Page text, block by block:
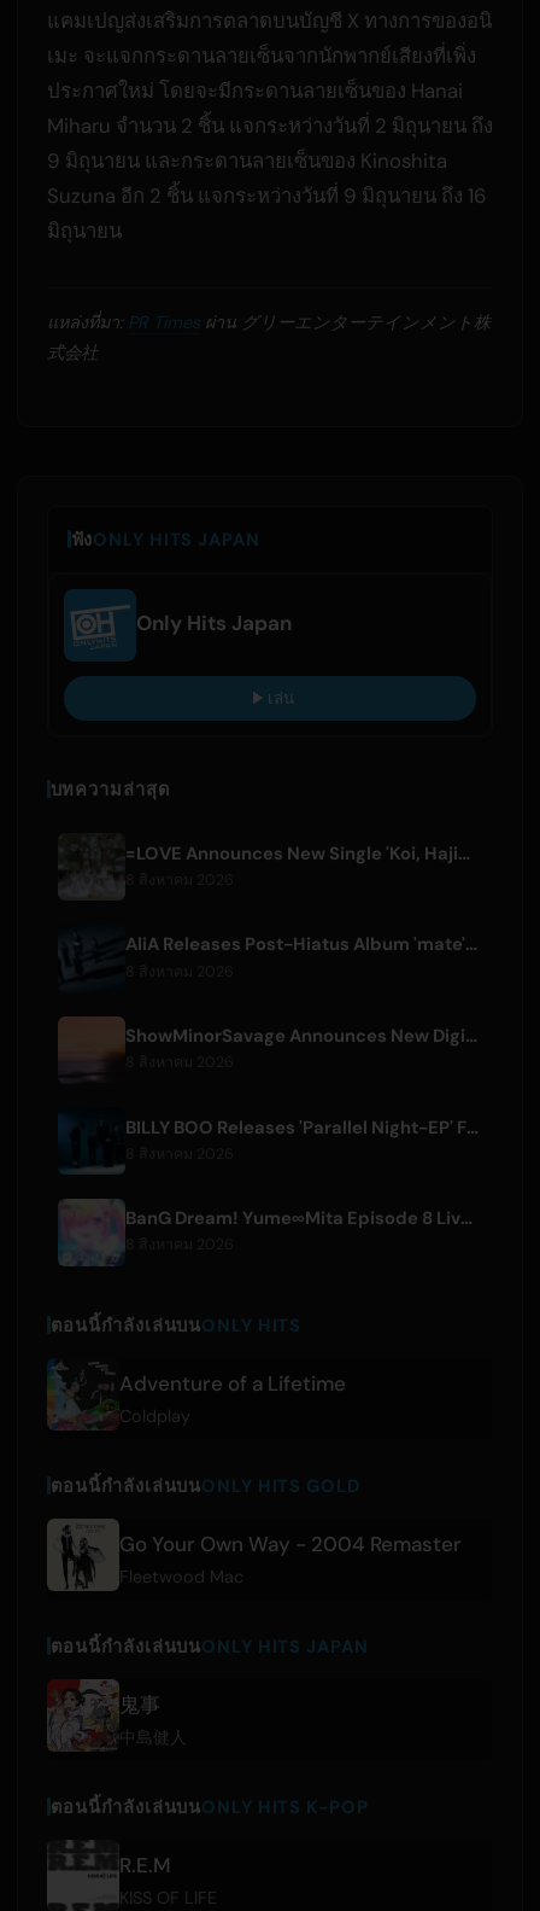
แคมเปญส่งเสริมการตลาดบนบัญชี X ทางการของอนิ
เมะ จะแจกกระดานลายเซ็นจากนักพากย์เสียงที่เพิ่ง
ประกาศใหม่ โดยจะมีกระดานลายเซ็นของ Hanai
Miharu จำนวน 2 ชิ้น แจกระหว่างวันที่ 2 มิถุนายน ถึง
9 มิถุนายน และกระดานลายเซ็นของ Kinoshita
Suzuna อีก 2 ชิ้น แจกระหว่างวันที่ 9 มิถุนายน ถึง 16
มิถุนายน
แหล่งที่มา: PR Timesผ่าน グリーエンターテインメント株
式会社
ฟังONLY HITS JAPAN
Only Hits Japan
เล่น
บทความล่าสุด
=LOVE Announces New Single 'Koi, Hajimemashita.' and Tokyo Dome Concerts
AliA Releases Post-Hiatus Album 'mate', Announces Tokyo Live
ShowMinorSavage Announces New Digital Single 'Gradation'
BILLY BOO Releases 'Parallel Night-EP' Featuring TV Drama Theme Song
BanG Dream! Yume∞Mita Episode 8 Live Clip Released
ตอนนี้กำลังเล่นบนONLY HITS
Adventure of a Lifetime
Coldplay
ตอนนี้กำลังเล่นบนONLY HITS GOLD
Go Your Own Way - 2004 Remaster
Fleetwood Mac
ตอนนี้กำลังเล่นบนONLY HITS JAPAN
鬼事
中島健人
ตอนนี้กำลังเล่นบนONLY HITS K-POP
R.E.M
KISS OF LIFE